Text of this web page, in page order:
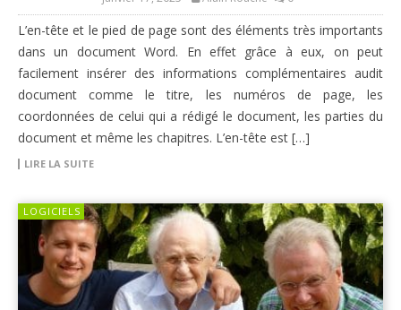
L’en-tête et le pied de page sont des éléments très importants
dans un document Word. En effet grâce à eux, on peut
facilement insérer des informations complémentaires audit
document comme le titre, les numéros de page, les
coordonnées de celui qui a rédigé le document, les parties du
document et même les chapitres. L’en-tête est […]
LIRE LA SUITE
LOGICIELS